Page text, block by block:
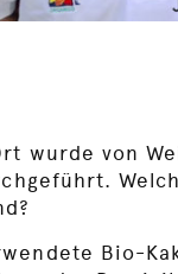
wurde von
Bio-